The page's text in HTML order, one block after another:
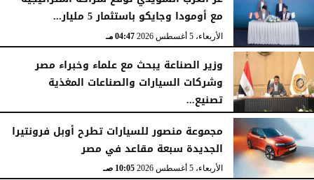
مع أومودا وجايكو باستثمار 5 مليار...
الأربعاء، 5 أغسطس 2026 04:47 مـ
وزير الصناعة يبحث مع علماء وخبراء مصر
وشركات السيارات والصناعات المغذية
تصنيع...
الأربعاء، 5 أغسطس 2026
مجموعة منصور للسيارات تطرح أوبل فرونتيرا
الجديدة سبعة مقاعد في مصر
الأربعاء، 5 أغسطس 2026 10:05 صـ